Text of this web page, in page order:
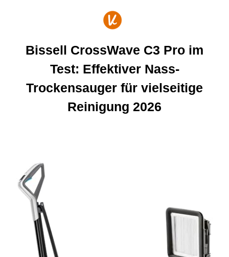
Bissell CrossWave C3 Pro im
Test: Effektiver Nass-
Trockensauger für vielseitige
Reinigung 2026